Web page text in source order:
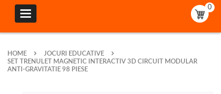
Toggle
navigation
0
HOME
JOCURI EDUCATIVE
SET TRENULET MAGNETIC INTERACTIV 3D CIRCUIT MODULAR
ANTI-GRAVITATIE 98 PIESE